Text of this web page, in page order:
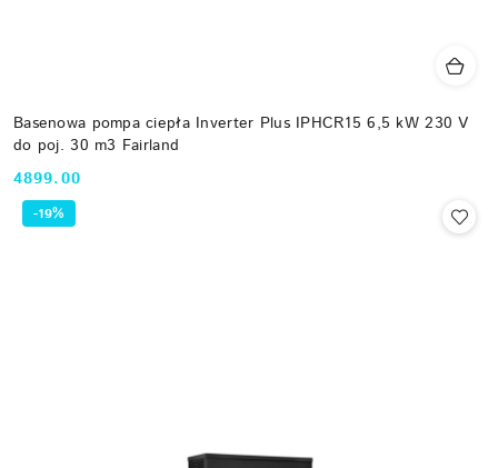
Basenowa pompa ciepła Inverter Plus IPHCR15 6,5 kW 230 V
do poj. 30 m3 Fairland
Cena:
4899.00
-19%